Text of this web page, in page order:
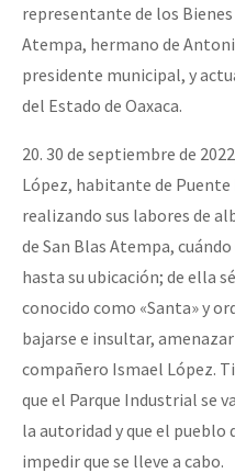
representante de los Bienes
Atempa, hermano de
presidente municipal, y
del Estado de Oaxaca.
20. 30 de septiembre de
López, habitante de Puente
realizando sus labores de
de San Blas Atempa,
hasta su ubicación; de ella
conocido como «Santa» y
bajarse e insultar,
compañero Ismael López.
que el Parque Industrial se
la autoridad y que el pueblo
impedir que se lleve a cabo.